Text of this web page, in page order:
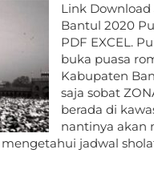
Link
Bantul 2020
PDF EXCEL.
buka puasa
Kabupaten
saja sobat
berada di
nantinya akan
jadwal